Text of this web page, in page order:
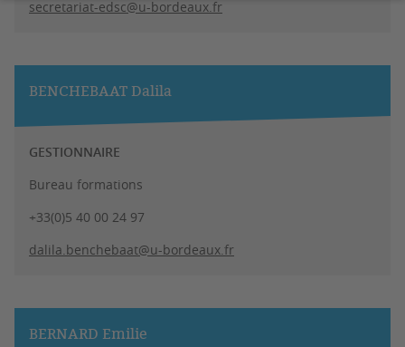
secretariat-edsc@u-bordeaux.fr
BENCHEBAAT Dalila
GESTIONNAIRE
Bureau formations
+33(0)5 40 00 24 97
dalila.benchebaat@u-bordeaux.fr
BERNARD Emilie